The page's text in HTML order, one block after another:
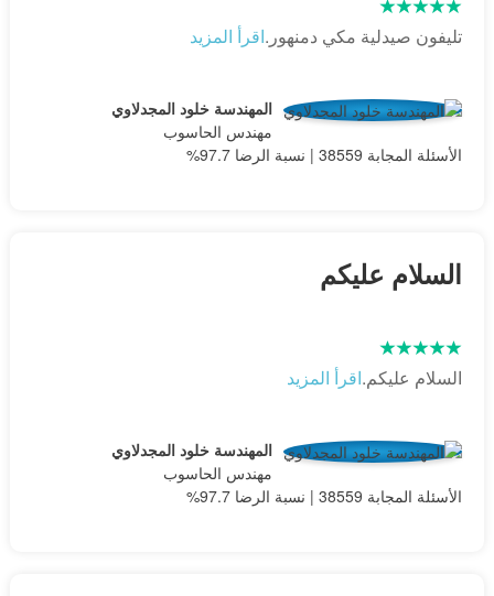
تليفون صيدلية مكي دمنهور.اقرأ المزيد
المهندسة خلود المجدلاوي
مهندس الحاسوب
الأسئلة المجابة 38559 | نسبة الرضا 97.7%
السلام عليكم
السلام عليكم.اقرأ المزيد
المهندسة خلود المجدلاوي
مهندس الحاسوب
الأسئلة المجابة 38559 | نسبة الرضا 97.7%